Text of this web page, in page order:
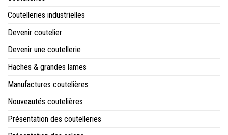
Coutelleries industrielles
Devenir coutelier
Devenir une coutellerie
Haches & grandes lames
Manufactures coutelières
Nouveautés coutelières
Présentation des coutelleries